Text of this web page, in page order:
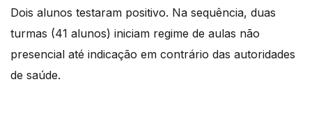
Dois alunos testaram positivo. Na sequência, duas
turmas (41 alunos) iniciam regime de aulas não
presencial até indicação em contrário das autoridades
de saúde.